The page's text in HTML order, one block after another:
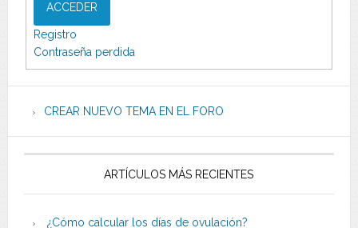
ACCEDER
Registro
Contraseña perdida
CREAR NUEVO TEMA EN EL FORO
ARTÍCULOS MÁS RECIENTES
¿Cómo calcular los días de ovulación?